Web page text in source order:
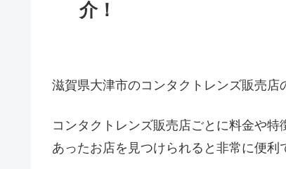
介！
滋賀県大津市のコンタクトレンズ販売店
コンタクトレンズ販売店ごとに料金や
あったお店を見つけられると非常に便利